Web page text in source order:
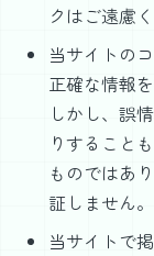
クはご遠慮
当サイトの
正確な情報
しかし、誤
りすること
ものではあ
証しません。
当サイトで